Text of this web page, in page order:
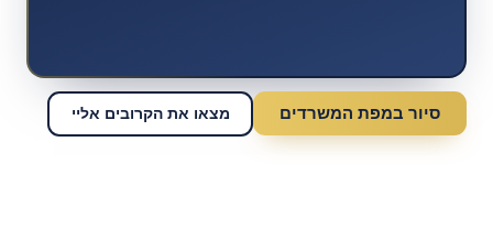
סיור במפת המשרדים מצאו את הקרובים אליי